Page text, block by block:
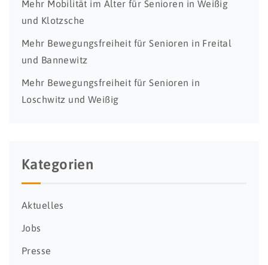
Mehr Mobilität im Alter für Senioren in Weißig
und Klotzsche
Mehr Bewegungsfreiheit für Senioren in Freital
und Bannewitz
Mehr Bewegungsfreiheit für Senioren in
Loschwitz und Weißig
Kategorien
Aktuelles
Jobs
Presse